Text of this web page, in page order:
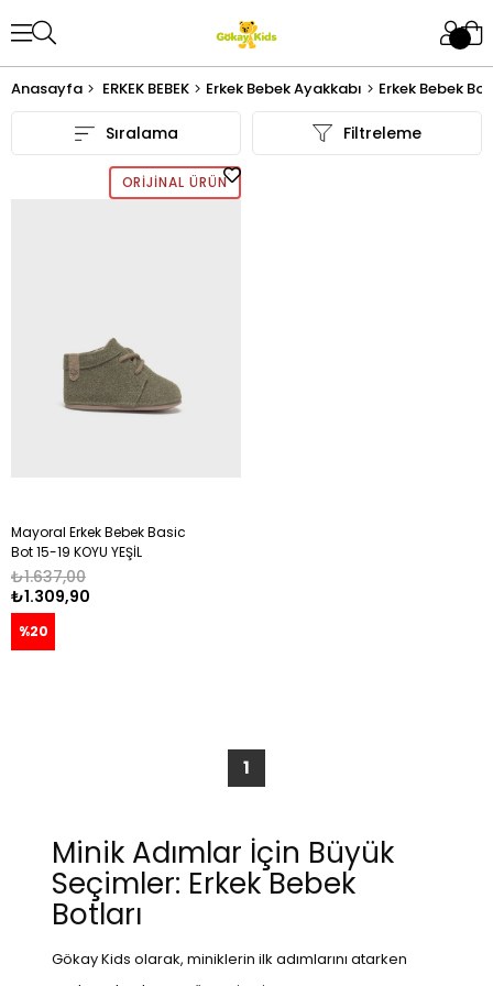
Anasayfa ERKEK BEBEK Erkek Bebek Ayakkabı Erkek Bebek Bot
Filtreleme
Sıralama
ORIJINAL ÜRÜN
Mayoral Erkek Bebek Basic
Bot 15-19 KOYU YEŞİL
₺1.309,90
₺1.637,00
%20
1
Minik Adımlar İçin Büyük
Seçimler: Erkek Bebek
Botları
Gökay Kids olarak, miniklerin ilk adımlarını atarken